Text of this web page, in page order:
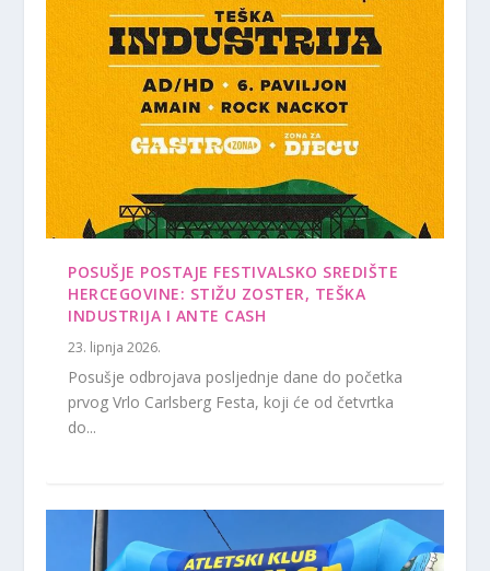
POSUŠJE POSTAJE FESTIVALSKO SREDIŠTE
HERCEGOVINE: STIŽU ZOSTER, TEŠKA
INDUSTRIJA I ANTE CASH
23. lipnja 2026.
Posušje odbrojava posljednje dane do početka
prvog Vrlo Carlsberg Festa, koji će od četvrtka
do...